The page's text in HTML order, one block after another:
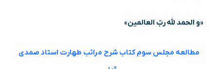
«و الحمد لله ربّ العالمین»
مطالعه مجلس سوم کتاب شرح مراتب طهارت استاد صمدی